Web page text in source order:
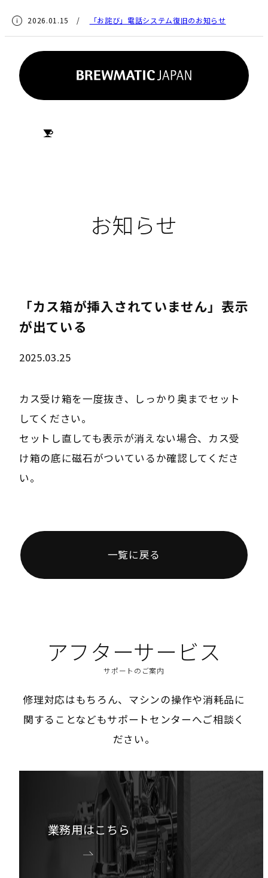
2026.01.15 / 「お詫び」電話システム復旧のお知らせ
お知らせ
「カス箱が挿入されていません」表示
が出ている
2025.03.25
カス受け箱を一度抜き、しっかり奥までセット
してください。
セットし直しても表示が消えない場合、カス受
け箱の底に磁石がついているか確認してくださ
い。
一覧に戻る
アフターサービス
サポートのご案内
修理対応はもちろん、マシンの操作や消耗品に
関することなどもサポートセンターへご相談く
ださい。
業務用はこちら